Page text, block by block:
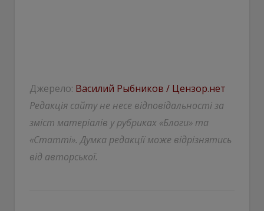
Джерело: Василий Рыбников / Цензор.нет
Редакція сайту не несе відповідальності за
зміст матеріалів у рубриках «Блоги» та
«Статті». Думка редакції може відрізнятись
від авторської.